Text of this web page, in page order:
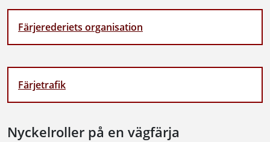
Färjerederiets organisation
Färjetrafik
Nyckelroller på en vägfärja